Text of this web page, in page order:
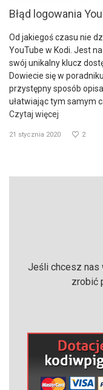
Błąd logowania
Od jakiegoś czasu nie
YouTube w Kodi. Jest
swój unikalny klucz
Dowiecie się w
przystępny sposób
ułatwiając tym samym
Czytaj więcej
21 stycznia 2020 2
Jeśli chcesz nas
zrobić